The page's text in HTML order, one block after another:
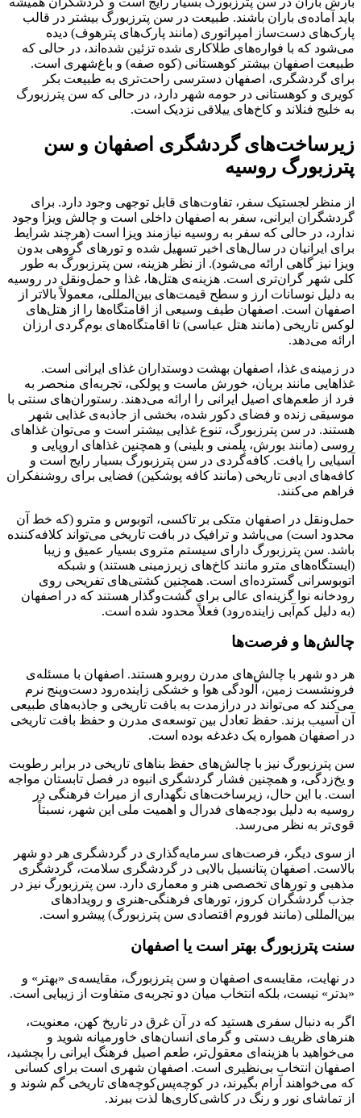
باید آماده‌ی باران باشند. طبیعت در سن پترزبورگ بیشتر در قالب
پارک‌های دست‌ساز امپراتوری (مانند پارک‌های پترهوف) دیده
می‌شود که با فواره‌های طلاکاری شده تزئین شده‌اند، در حالی که
طبیعت اصفهان بیشتر کوهستانی (کوه صفه) و باغ‌شهری است.
برای گردشگری، اصفهان دسترسی راحت‌تری به طبیعت بکر
کویری و کوهستانی در حومه شهر دارد، در حالی که سن پترزبورگ
به خلیج فنلاند و کاخ‌های ییلاقی نزدیک است.
زیرساخت‌های گردشگری اصفهان و سن
پترزبورگ روسیه
از منظر لجستیک سفر، تفاوت‌های قابل توجهی وجود دارد. برای
گردشگران ایرانی، سفر به اصفهان داخلی است و چالش ویزا وجود
ندارد، در حالی که سفر به روسیه نیازمند ویزا است (هرچند شرایط
برای ایرانیان در سال‌های اخیر تسهیل شده و تورهای گروهی بدون
ویزا نیز گاهی ارائه می‌شود). از نظر هزینه، سن پترزبورگ به طور
کلی شهر گران‌تری است. هزینه‌ی هتل‌ها، غذا و حمل‌ونقل در روسیه
به دلیل نوسانات ارز و سطح قیمت‌های بین‌المللی، معمولاً بالاتر از
اصفهان است. اصفهان طیف وسیعی از اقامتگاه‌ها را از هتل‌های
لوکس تاریخی (مانند هتل عباسی) تا اقامتگاه‌های بوم‌گردی ارزان
ارائه می‌دهد.
در زمینه‌ی غذا، اصفهان بهشت دوستداران غذای ایرانی است.
غذاهایی مانند بریان، خورش ماست و پولکی، تجربه‌ای منحصر به
فرد از طعم‌های اصیل ایرانی را ارائه می‌دهند. رستوران‌های سنتی با
موسیقی زنده و فضای دکور شده، بخشی از جاذبه‌ی غذایی شهر
هستند. در سن پترزبورگ، تنوع غذایی بیشتر است و می‌توان غذاهای
روسی (مانند بورش، پلمنی و بلینی) و همچنین غذاهای اروپایی و
آسیایی را یافت. کافه‌گردی در سن پترزبورگ بسیار رایج است و
کافه‌های ادبی تاریخی (مانند کافه پوشکین) فضایی برای روشنفکران
فراهم می‌کنند.
حمل‌ونقل در اصفهان متکی بر تاکسی، اتوبوس و مترو (که خط آن
محدود است) می‌باشد و ترافیک در بافت تاریخی می‌تواند کلافه‌کننده
باشد. سن پترزبورگ دارای سیستم متروی بسیار عمیق و زیبا
(ایستگاه‌های مترو مانند کاخ‌های زیرزمینی هستند) و شبکه
اتوبوسرانی گسترده‌ای است. همچنین کشتی‌های تفریحی روی
رودخانه نوا گزینه‌ای عالی برای گشت‌وگذار هستند که در اصفهان
(به دلیل کم‌آبی زاینده‌رود) فعلاً محدود شده است.
چالش‌ها و فرصت‌ها
هر دو شهر با چالش‌های مدرن روبرو هستند. اصفهان با مسئله‌ی
فرونشست زمین، آلودگی هوا و خشکی زاینده‌رود دست‌وپنج نرم
می‌کند که می‌تواند در درازمدت به بافت تاریخی و جاذبه‌های طبیعی
آن آسیب بزند. حفظ تعادل بین توسعه‌ی مدرن و حفظ بافت تاریخی
در اصفهان همواره یک دغدغه بوده است.
سن پترزبورگ نیز با چالش‌های حفظ بناهای تاریخی در برابر رطوبت
و یخ‌زدگی، و همچنین فشار گردشگری انبوه در فصل تابستان مواجه
است. با این حال، زیرساخت‌های نگهداری از میراث فرهنگی در
روسیه به دلیل بودجه‌های فدرال و اهمیت ملی این شهر، نسبتاً
قوی‌تر به نظر می‌رسد.
از سوی دیگر، فرصت‌های سرمایه‌گذاری در گردشگری هر دو شهر
بالاست. اصفهان پتانسیل بالایی در گردشگری سلامت، گردشگری
مذهبی و تورهای تخصصی هنر و معماری دارد. سن پترزبورگ نیز در
جذب گردشگران کروز، تورهای فرهنگی-هنری و رویدادهای
بین‌المللی (مانند فوروم اقتصادی سن پترزبورگ) پیشرو است.
سنت پترزبورگ بهتر است یا اصفهان
در نهایت، مقایسه‌ی اصفهان و سن پترزبورگ، مقایسه‌ی «بهتر» و
«بدتر» نیست، بلکه انتخاب میان دو تجربه‌ی متفاوت از زیبایی است.
اگر به دنبال سفری هستید که در آن غرق در تاریخ کهن، معنویت،
هنرهای ظریف دستی و گرمای انسان‌های خاورمیانه شوید و
می‌خواهید با هزینه‌ای معقول‌تر، طعم اصیل فرهنگ ایرانی را بچشید،
اصفهان انتخاب بی‌نظیری است. اصفهان شهری است برای کسانی
که می‌خواهند آرام بگیرند، در کوچه‌پس‌کوچه‌های تاریخی گم شوند و
از تماشای نور و رنگ در کاشی‌کاری‌ها لذت ببرند.